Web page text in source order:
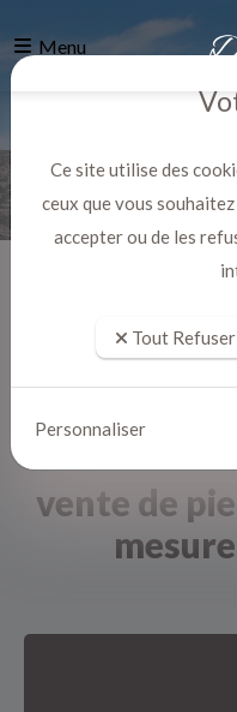
Menu
vente de
Ce site utilise des
ceux que vous
accepter ou de les
Tout Refuser
Personnaliser